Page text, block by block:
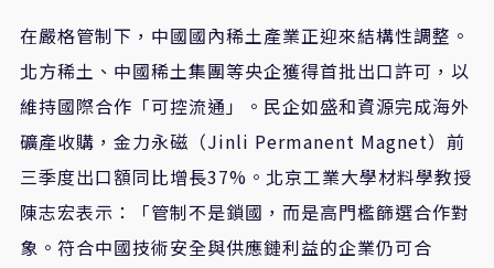
在嚴格管制下，中國國內稀土產業正迎來結構性調整。
北方稀土、中國稀土集團等央企獲得首批出口許可，以
維持國際合作「可控流通」。民企如盛和資源完成海外
礦產收購，金力永磁（Jinli Permanent Magnet）前
三季度出口額同比增長37%。北京工業大學材料學教授
陳志宏表示：「管制不是鎖國，而是高門檻篩選合作對
象。符合中國技術安全與供應鏈利益的企業仍可合